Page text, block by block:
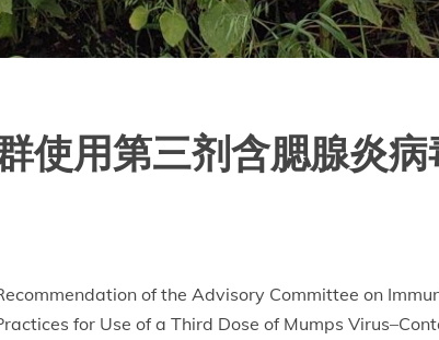
使用第三剂含腮腺炎
of the Advisory Committee on
for Use of a Third Dose of Mumps